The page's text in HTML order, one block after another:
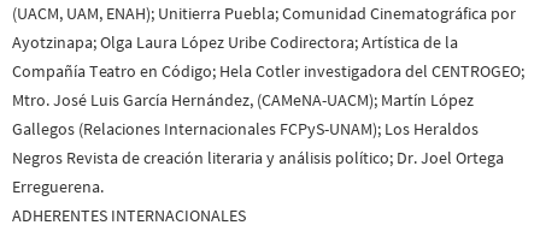
(UACM, UAM, ENAH); Unitierra Puebla; Comunidad Cinematográfica por
Ayotzinapa; Olga Laura López Uribe Codirectora; Artística de la
Compañía Teatro en Código; Hela Cotler investigadora del CENTROGEO;
Mtro. José Luis García Hernández, (CAMeNA-UACM); Martín López
Gallegos (Relaciones Internacionales FCPyS-UNAM); Los Heraldos
Negros Revista de creación literaria y análisis político; Dr. Joel Ortega
Erreguerena.
ADHERENTES INTERNACIONALES